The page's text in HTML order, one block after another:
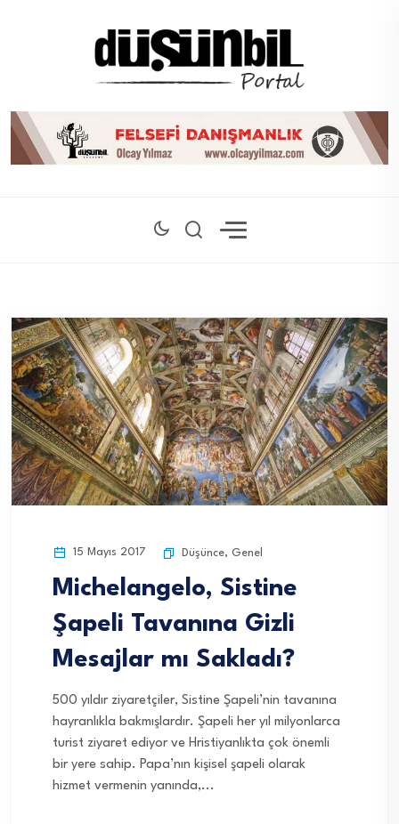
15 Mayıs 2017 Düşünce, Genel
Michelangelo, Sistine
Şapeli Tavanına Gizli
Mesajlar mı Sakladı?
500 yıldır ziyaretçiler, Sistine Şapeli’nin tavanına
hayranlıkla bakmışlardır. Şapeli her yıl milyonlarca
turist ziyaret ediyor ve Hristiyanlıkta çok önemli
bir yere sahip. Papa’nın kişisel şapeli olarak
hizmet vermenin yanında,...